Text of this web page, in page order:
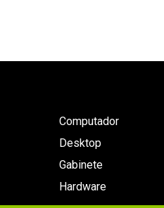
Computador
Desktop
Gabinete
Hardware